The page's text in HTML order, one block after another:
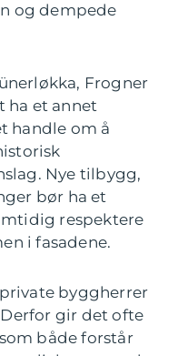
og dempede
Frogner
ha et annet
handle om å
Nye tilbygg,
bør ha et
respektere
i fasadene.
byggherrer
gir det ofte
både forstår